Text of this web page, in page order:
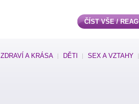
ČÍST VŠE /
ZDRAVÍ A KRÁSA DĚTI SEX A VZTAHY